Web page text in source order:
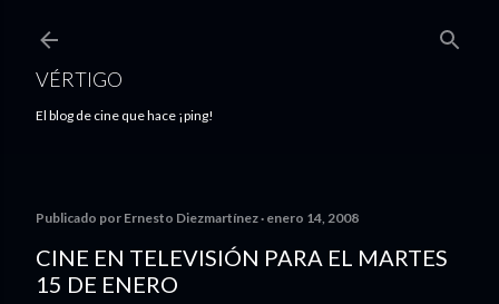
VÉRTIGO
El blog de cine que hace ¡ping!
Publicado por Ernesto Diezmartínez enero 14, 2008
CINE EN TELEVISIÓN PARA EL MARTES
15 DE ENERO